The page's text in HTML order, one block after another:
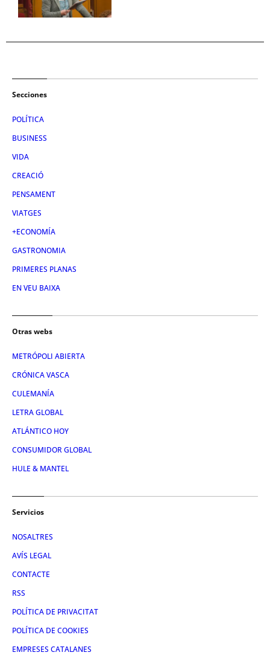
Secciones
POLÍTICA
BUSINESS
VIDA
CREACIÓ
PENSAMENT
VIATGES
+ECONOMÍA
GASTRONOMIA
PRIMERES PLANAS
EN VEU BAIXA
Otras webs
METRÓPOLI ABIERTA
CRÓNICA VASCA
CULEMANÍA
LETRA GLOBAL
ATLÁNTICO HOY
CONSUMIDOR GLOBAL
HULE & MANTEL
Servicios
NOSALTRES
AVÍS LEGAL
CONTACTE
RSS
POLÍTICA DE PRIVACITAT
POLÍTICA DE COOKIES
EMPRESES CATALANES